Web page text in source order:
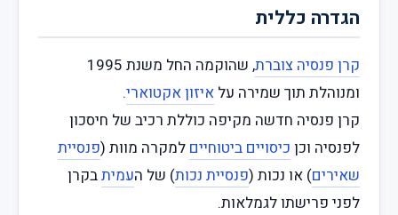
הגדרה כללית
קרן פנסיה צוברת
, שהוקמה החל משנת 1995
ומנוהלת תוך שמירה על איזון אקטוארי.
קרן פנסיה חדשה מקיפה כוללת רכיב של חיסכון
לפנסיה וכן כיסויים ביטוחיים למקרה מוות (פנסיית
שאירים) או נכות (פנסיית נכות) של העמיתבקרן
לפני פרישתו לגמלאות.